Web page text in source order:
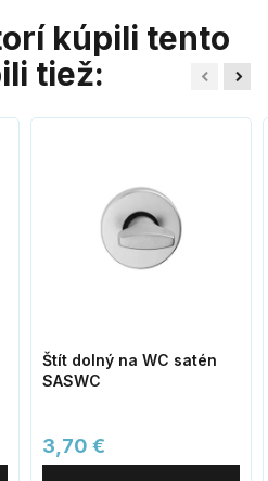
kúpili tento
tiež:
Štít dolný na WC satén
SASWC
3,70 €